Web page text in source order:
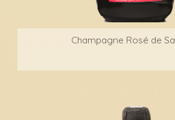
Champagne Rosé de